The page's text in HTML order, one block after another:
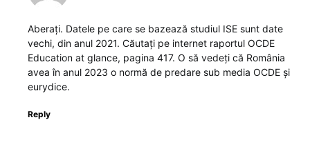
Aberați. Datele pe care se bazează studiul ISE sunt date
vechi, din anul 2021. Căutați pe internet raportul OCDE
Education at glance, pagina 417. O să vedeți că România
avea în anul 2023 o normă de predare sub media OCDE și
eurydice.
Reply